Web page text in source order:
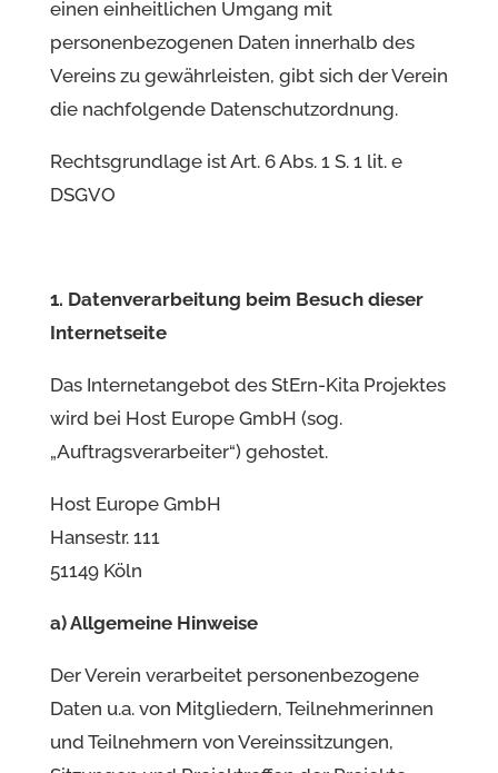
einen einheitlichen Umgang mit
personenbezogenen Daten innerhalb des
Vereins zu gewährleisten, gibt sich der Verein
die nachfolgende Datenschutzordnung.
Rechtsgrundlage ist Art. 6 Abs. 1 S. 1 lit. e
DSGVO
1. Datenverarbeitung beim Besuch dieser
Internetseite
Das Internetangebot des StErn-Kita Projektes
wird bei Host Europe GmbH (sog.
„Auftragsverarbeiter“) gehostet.
Host Europe GmbH
Hansestr. 111
51149 Köln
a) Allgemeine Hinweise
Der Verein verarbeitet personenbezogene
Daten u.a. von Mitgliedern, Teilnehmerinnen
und Teilnehmern von Vereinssitzungen,